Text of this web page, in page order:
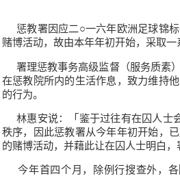
惩教署因应二○一六年欧洲足球锦标
赌博活动，故由本年年初开始，采取一
署理惩教事务高级监督（服务质素
在惩教院所内的生活作息，致力维持
的行为。
林惠安说：「鉴于过往有在囚人士
秩序，因此惩教署从今年年初开始，
的赌博活动，并藉此让在囚人士明白
今年首四个月，除例行搜查外，各